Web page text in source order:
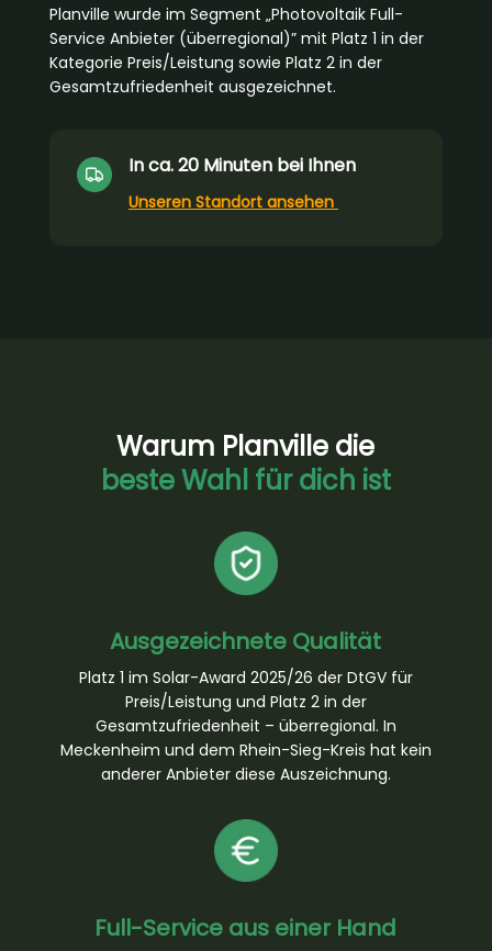
Planville wurde im Segment „Photovoltaik Full-
Service Anbieter (überregional)” mit Platz 1 in der
Kategorie Preis/Leistung sowie Platz 2 in der
Gesamtzufriedenheit ausgezeichnet.
In ca. 20 Minuten bei Ihnen
Unseren Standort ansehen
Warum Planville die
beste Wahl für dich ist
Ausgezeichnete Qualität
Platz 1 im Solar-Award 2025/26 der DtGV für
Preis/Leistung und Platz 2 in der
Gesamtzufriedenheit – überregional. In
Meckenheim und dem Rhein-Sieg-Kreis hat kein
anderer Anbieter diese Auszeichnung.
Full-Service aus einer Hand